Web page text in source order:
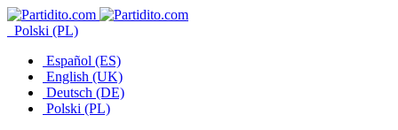
Polski (PL)
Español (ES)
English (UK)
Deutsch (DE)
Polski (PL)